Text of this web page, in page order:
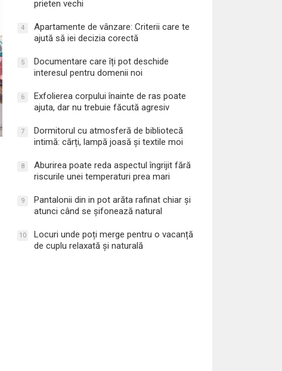
prieten vechi
4
Apartamente de vânzare: Criterii care te
ajută să iei decizia corectă
5
Documentare care îți pot deschide
interesul pentru domenii noi
6
Exfolierea corpului înainte de ras poate
ajuta, dar nu trebuie făcută agresiv
7
Dormitorul cu atmosferă de bibliotecă
intimă: cărți, lampă joasă și textile moi
8
Aburirea poate reda aspectul îngrijit fără
riscurile unei temperaturi prea mari
9
Pantalonii din in pot arăta rafinat chiar și
atunci când se șifonează natural
10
Locuri unde poți merge pentru o vacanță
de cuplu relaxată și naturală